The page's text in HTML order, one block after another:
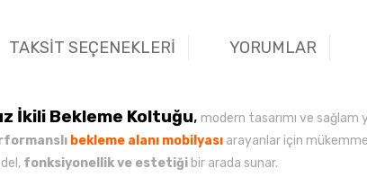
TAKSİT SEÇENEKLERİ YORUMLAR
İkili Bekleme Koltuğu, modern tasarımı ve sağlam
bekleme alanı mobilyası arayanlar için
fonksiyonellik ve estetiği bir arada sunar.